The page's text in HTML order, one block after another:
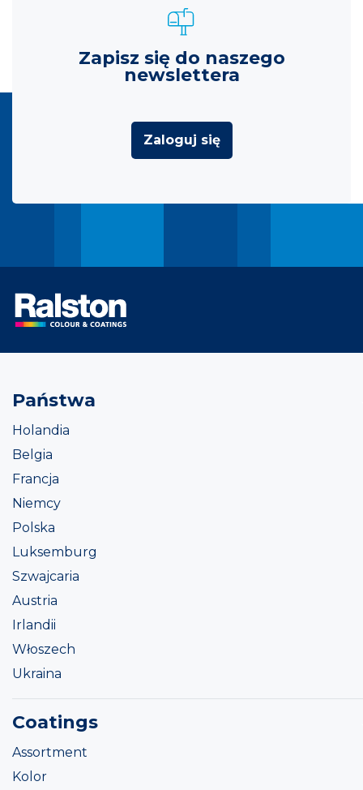
Zapisz się do naszego
newslettera
Zaloguj się
Państwa
Holandia
Belgia
Francja
Niemcy
Polska
Luksemburg
Szwajcaria
Austria
Irlandii
Włoszech
Ukraina
Coatings
Assortment
Kolor